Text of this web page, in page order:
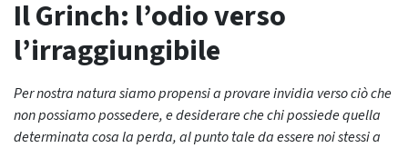
Il Grinch: l’odio verso
l’irraggiungibile
Per nostra natura siamo propensi a provare invidia verso ciò che
non possiamo possedere, e desiderare che chi possiede quella
determinata cosa la perda, al punto tale da essere noi stessi a